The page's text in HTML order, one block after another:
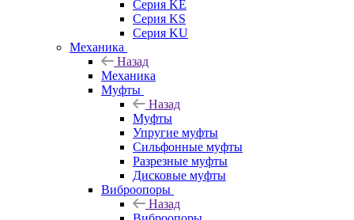
Серия KE
Серия KS
Серия KU
Механика
Назад
Механика
Муфты
Назад
Муфты
Упругие муфты
Сильфонные муфты
Разрезные муфты
Дисковые муфты
Виброопоры
Назад